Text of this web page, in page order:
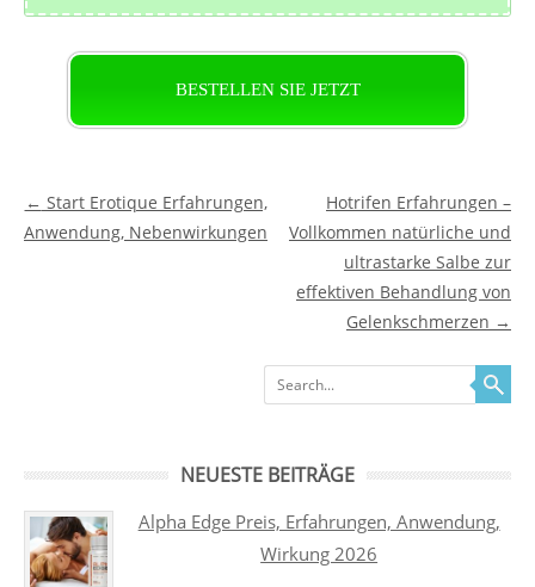
BESTELLEN SIE JETZT
Post navigation
← Start Erotique Erfahrungen,
Anwendung, Nebenwirkungen
Hotrifen Erfahrungen –
Vollkommen natürliche und
ultrastarke Salbe zur
effektiven Behandlung von
Gelenkschmerzen →
Search
NEUESTE BEITRÄGE
Alpha Edge Preis, Erfahrungen, Anwendung,
Wirkung 2026